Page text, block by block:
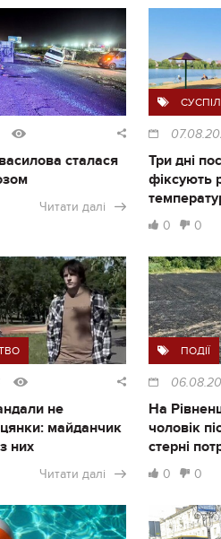
сталася
Читати далі
Три дні
фіксують
0 0
не
майданчик
них
Читати далі
ПОДІЇ
На
чоловік
стерні
0 0